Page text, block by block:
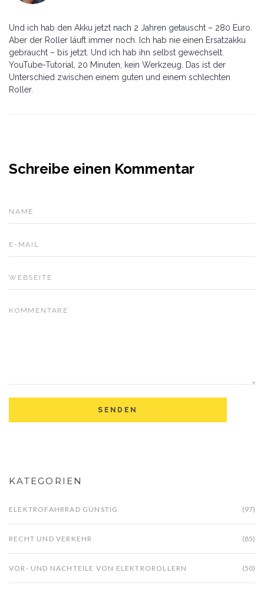
Und ich hab den Akku jetzt nach 2 Jahren getauscht – 280 Euro.
Aber der Roller läuft immer noch. Ich hab nie einen Ersatzakku
gebraucht – bis jetzt. Und ich hab ihn selbst gewechselt.
YouTube-Tutorial, 20 Minuten, kein Werkzeug. Das ist der
Unterschied zwischen einem guten und einem schlechten
Roller.
Schreibe einen Kommentar
KATEGORIEN
ELEKTROFAHRRAD GÜNSTIG (97)
RECHT UND VERKEHR (85)
VOR- UND NACHTEILE VON ELEKTROROLLERN (50)